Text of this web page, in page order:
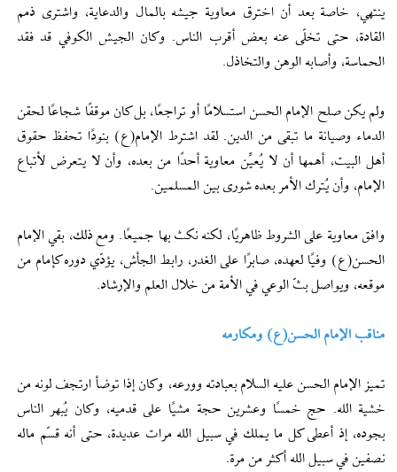
ينتهي، خاصة بعد أن اخترق معاوية جيشه بالمال والدعاية، واشترى ذمم
القادة، حتى تخلّى عنه بعض أقرب الناس. وكان الجيش الكوفي قد فقد
الحماسة، وأصابه الوهن والتخاذل.
ولم يكن صلح الإمام الحسن استسلامًا أو تراجعًا، بل كان موقفًا شجاعًا لحقن
الدماء وصيانة ما تبقى من الدين. لقد اشترط الإمام(ع) بنودًا تحفظ حقوق
أهل البيت، أهمها أن لا يُعيِّن معاوية أحدًا من بعده، وأن لا يتعرض لأتباع
الإمام، وأن يُترك الأمر بعده شورى بين المسلمين.
وافق معاوية على الشروط ظاهريًا، لكنه نكث بها جميعًا. ومع ذلك، بقي الإمام
الحسن(ع) وفيًا لعهده، صابرًا على الغدر، رابط الجأش، يؤدّي دوره كإمام من
موقعه، ويواصل بثّ الوعي في الأمة من خلال العلم والإرشاد.
مناقب الإمام الحسن(ع) ومكارمه
تميز الإمام الحسن عليه السلام بعبادته وورعه، وكان إذا توضأ ارتجف لونه من
خشية الله. حج خمسًا وعشرين حجة مشيًا على قدميه، وكان يُبهر الناس
بجوده، إذ أعطى كل ما يملك في سبيل الله مرات عديدة، حتى أنه قسّم ماله
نصفين في سبيل الله أكثر من مرة.